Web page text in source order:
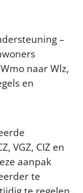
–
naar Wlz,
en
VGZ, CIZ en
aanpak
te